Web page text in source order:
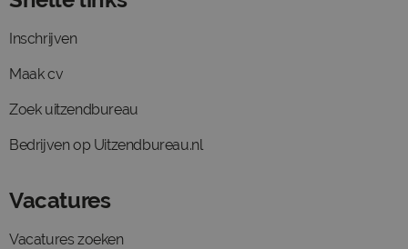
Inschrijven
Maak cv
Zoek uitzendbureau
Bedrijven op Uitzendbureau.nl
Vacatures
Vacatures zoeken